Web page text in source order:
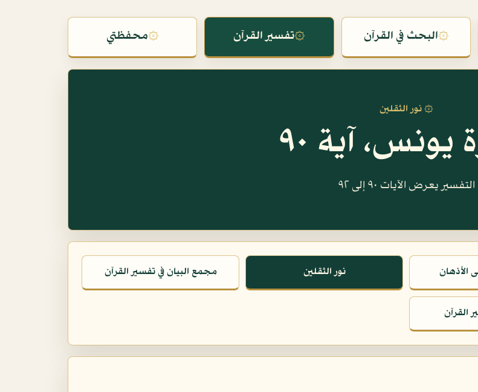
۞البحث في القرآن ۞تفسير القرآن ۞محفظتي
۞ نور الثقلين
آية ٩٠
التفسير يعرض الآيات ٩٠ إلى ٩٢
الأذهان نور الثقلين مجمع البيان في تفسير القرآن
القرآن